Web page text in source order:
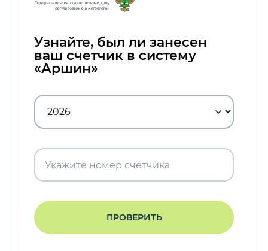
Узнайте, был ли занесен
ваш счетчик в систему
«Аршин»
ПРОВЕРИТЬ